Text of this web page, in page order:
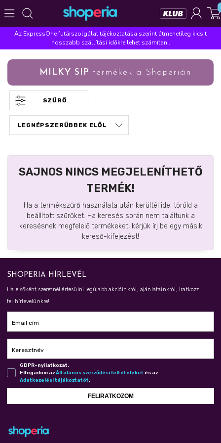
Népszerű kategóriák
Szépségápolás Élelmiszer Mosás Mosogatás
Takarítás Baba-mama Háztartás
Népszerű márkák
Pampers Lenor
Az ExpressOne futárszolgálat tájékoztatása szerint átmenetileg kicsit
hosszabb szállítási időkre lehet számítani.
MILKY SIP termékek a Shoperián
SZŰRŐ
SAJNOS NINCS MEGJELENÍTHETŐ
TERMÉK!
Ha a termékszűrő használata után kerültél ide, töröld a
beállított szűrőket. Ha keresés során nem találtunk a
keresésnek megfelelő termékeket, kérjük írj be egy másik
kereső-kifejezést!
SHOPERIA HÍRLEVÉL
Ha elsőként szeretnél értesülni legújabb akcióinkról, ajánlatainkról, iratkozz
fel hírlevelünkre!
Email cím
Keresztnév
GDPR-nyilatkozat.
Elfogadom azÁl­ta­lá­nos szer­ző­dé­si fel­té­te­le­ket és az
Adat­ke­ze­lé­si tá­jé­koz­ta­tót.
FELIRATKOZOM